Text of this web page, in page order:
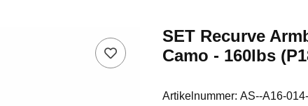
SET Recurve
Camo - 160lbs
Artikelnummer: AS--A16-